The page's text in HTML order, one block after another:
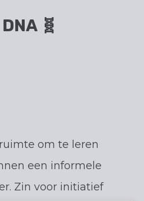
🧬
om te leren
een informele
Zin voor initiatief